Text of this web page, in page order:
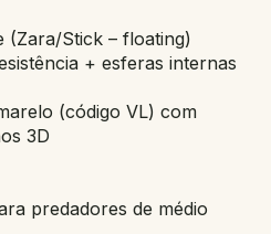
(Zara/Stick – floating)
+ esferas internas
(código VL) com
3D
predadores de médio